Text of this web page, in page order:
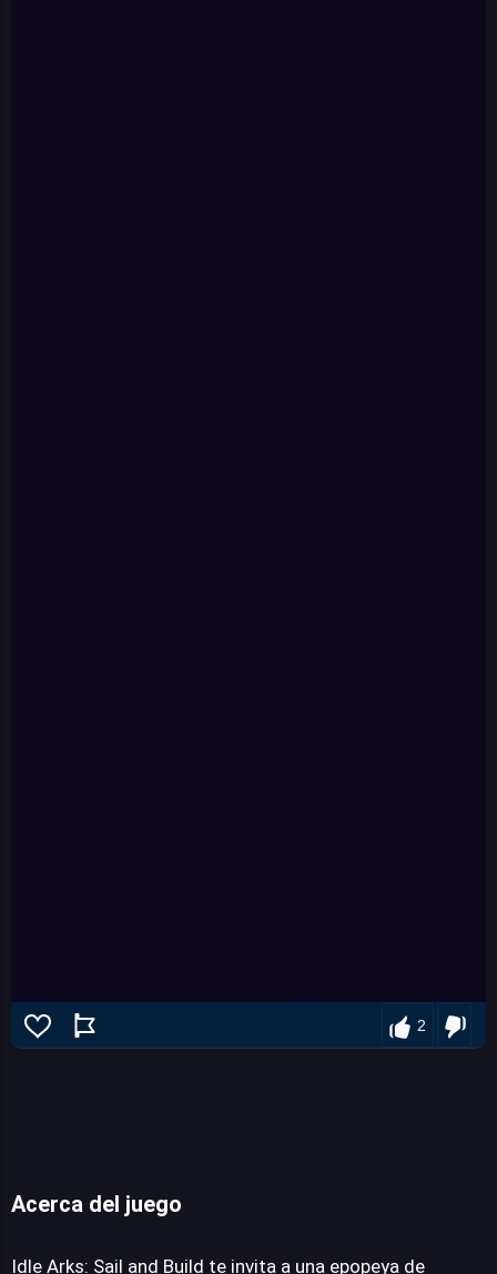
2
Acerca del juego
Idle Arks: Sail and Build te invita a una epopeya de